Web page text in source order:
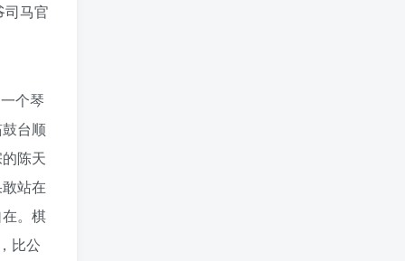
司马官
个琴
台顺
陈天
站在
。棋
比公